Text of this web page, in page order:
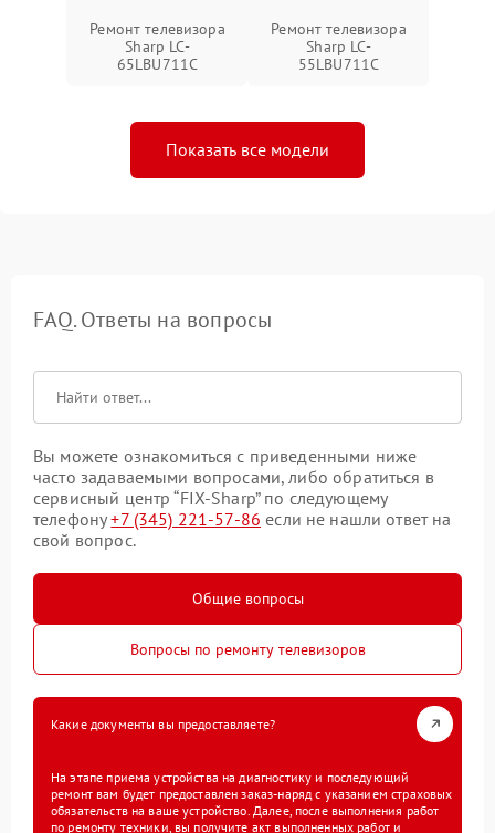
Ремонт телевизора
Sharp LC-
65LBU711C
Ремонт телевизора
Sharp LC-
55LBU711C
Показать все модели
FAQ. Ответы на вопросы
Вы можете ознакомиться с приведенными ниже
часто задаваемыми вопросами, либо обратиться в
сервисный центр “FIX-Sharp” по следующему
телефону+7 (345) 221-57-86 если не нашли ответ на
свой вопрос.
Общие вопросы
Вопросы по ремонту телевизоров
Какие документы вы предоставляете?
На этапе приема устройства на диагностику и последующий
ремонт вам будет предоставлен заказ-наряд с указанием страховых
обязательств на ваше устройство. Далее, после выполнения работ
по ремонту техники, вы получите акт выполненных работ и